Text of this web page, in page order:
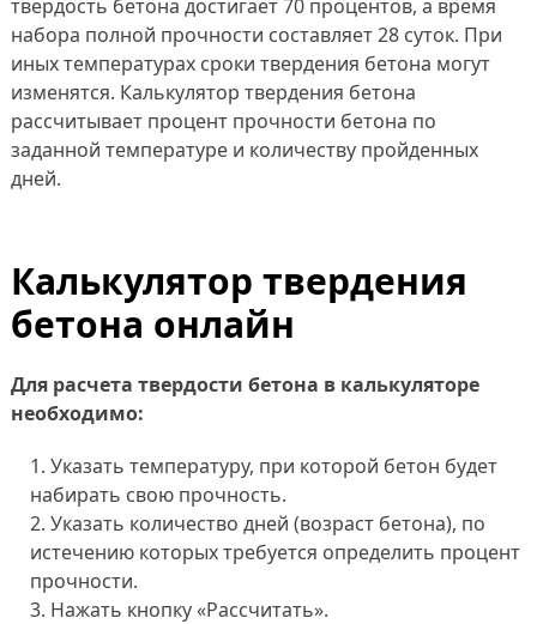
твердость бетона достигает 70 процентов, а время
набора полной прочности составляет 28 суток. При
иных температурах сроки твердения бетона могут
изменятся. Калькулятор твердения бетона
рассчитывает процент прочности бетона по
заданной температуре и количеству пройденных
дней.
Калькулятор твердения
бетона онлайн
Для расчета твердости бетона в калькуляторе
необходимо:
Указать температуру, при которой бетон будет
набирать свою прочность.
Указать количество дней (возраст бетона), по
истечению которых требуется определить процент
прочности.
Нажать кнопку «Рассчитать».